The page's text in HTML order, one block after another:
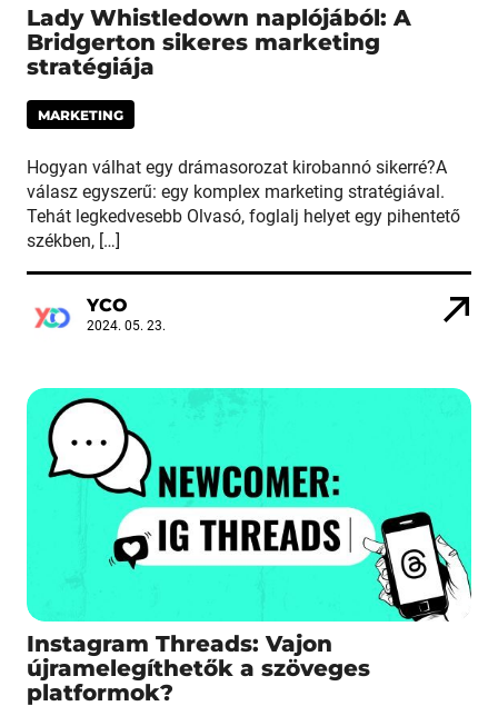
Lady Whistledown naplójából: A
Bridgerton sikeres marketing
stratégiája
MARKETING
Hogyan válhat egy drámasorozat kirobannó sikerré?A
válasz egyszerű: egy komplex marketing stratégiával.
Tehát legkedvesebb Olvasó, foglalj helyet egy pihentető
székben, […]
YCO
2024. 05. 23.
Instagram Threads: Vajon
újramelegíthetők a szöveges
platformok?